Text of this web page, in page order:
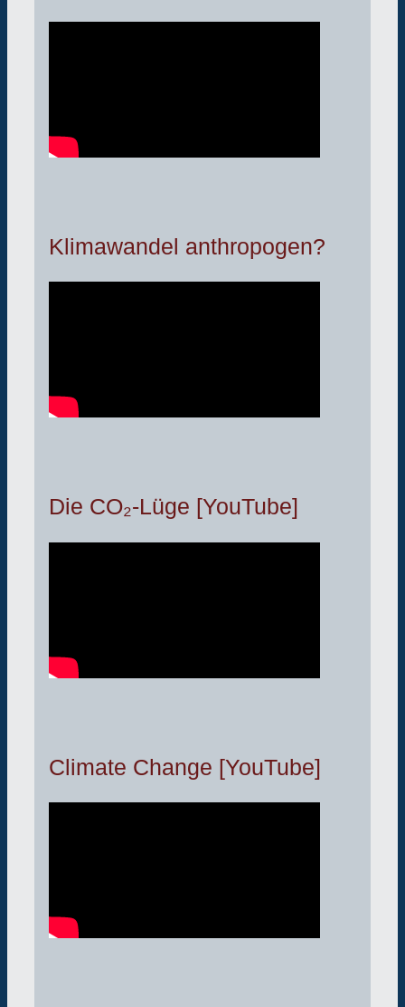
Klimawandel anthropogen?
Die CO₂-Lüge [YouTube]
Climate Change [YouTube]